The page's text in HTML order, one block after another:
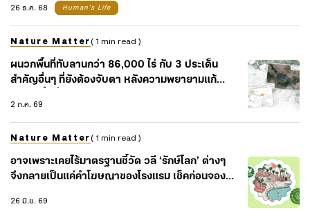
26 ธ.ค. 68
Human's Life
Nature Matter ( 1 min read )
ผนวกพื้นที่ทับลานกว่า 86,000 ไร่ กับ 3 ประเด็น
สำคัญอื่นๆ ที่ยังต้องจับตา หลังความพยายามแก้
2 ก.ค. 69
Nature Matter ( 1 min read )
อาจเพราะเคยไร้มาตรฐานชี้วัด วลี ‘รักษ์โลก’ ต่างๆ
จึงกลายเป็นแค่คำโฆษณาของโรงแรม เช็คก่อนจอง
26 มิ.ย. 69